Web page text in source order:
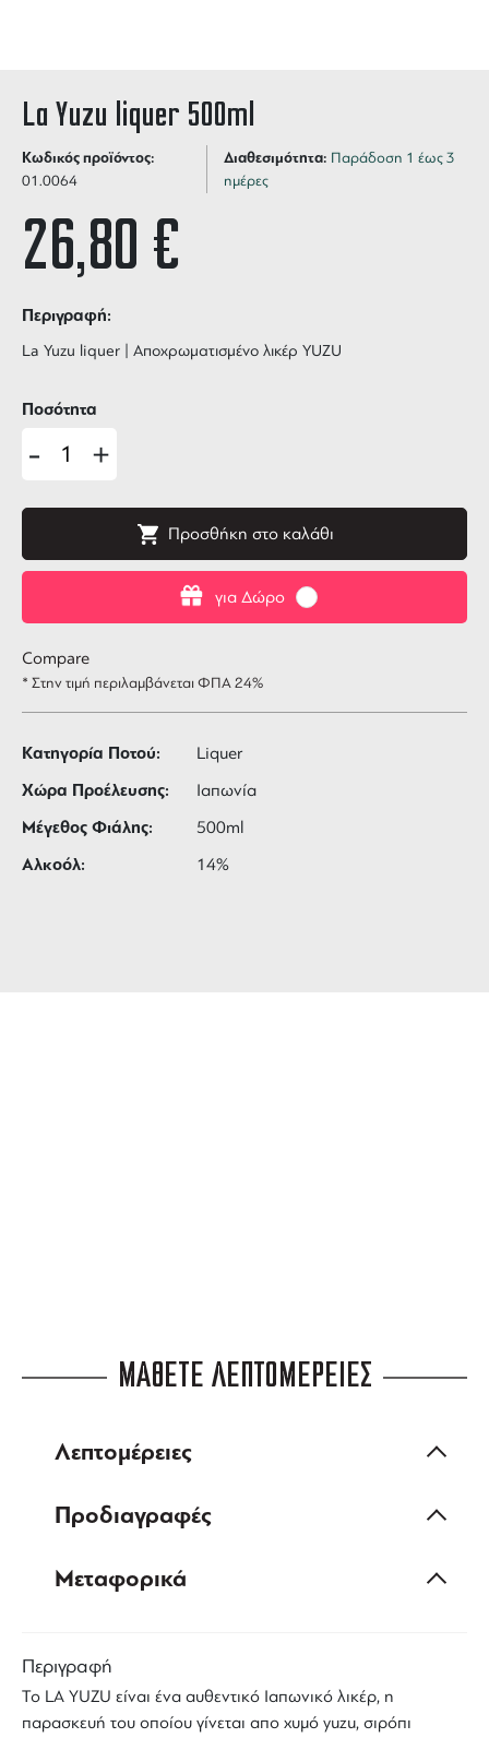
La Yuzu liquer 500ml
Κωδικός προϊόντος:
01.0064
Διαθεσιμότητα: Παράδοση 1 έως 3
ημέρες
26,80€
Περιγραφή:
La Yuzu liquer | Αποχρωματισμένο λικέρ YUZU
για Δώρο
Ποσότητα
- +
Προσθήκη στο καλάθι
Compare
* Στην τιμή περιλαμβάνεται ΦΠΑ 24%
Κατηγορία Ποτού: Liquer
Χώρα Προέλευσης: Ιαπωνία
Μέγεθος Φιάλης: 500ml
Αλκοόλ: 14%
ΜΑΘΕΤΕ ΛΕΠΤΟΜΕΡΕΙΕΣ
Λεπτομέρειες
Προδιαγραφές
Μεταφορικά
Περιγραφή
To LA YUZU είναι ένα αυθεντικό Ιαπωνικό λικέρ, η
παρασκευή του οποίου γίνεται απο χυμό yuzu, σιρόπι